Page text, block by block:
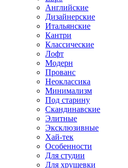
Английские
Дизайнерские
Итальянские
Кантри
Классические
Лофт
Модерн
Прованс
Неоклассика
Минимализм
Под старину
Скандинавские
Элитные
Эксклюзивные
Хай-тек
Особенности
Для студии
Для хрущевки